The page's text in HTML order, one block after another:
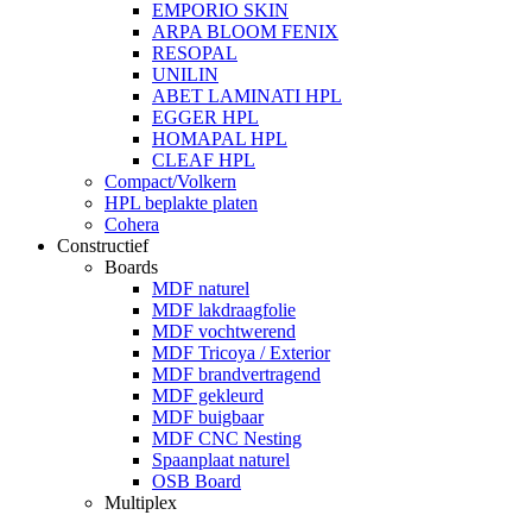
EMPORIO SKIN
ARPA BLOOM FENIX
RESOPAL
UNILIN
ABET LAMINATI HPL
EGGER HPL
HOMAPAL HPL
CLEAF HPL
Compact/Volkern
HPL beplakte platen
Cohera
Constructief
Boards
MDF naturel
MDF lakdraagfolie
MDF vochtwerend
MDF Tricoya / Exterior
MDF brandvertragend
MDF gekleurd
MDF buigbaar
MDF CNC Nesting
Spaanplaat naturel
OSB Board
Multiplex